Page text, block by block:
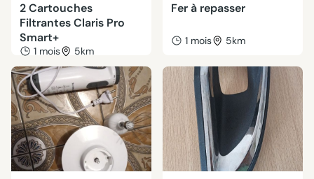
2 Cartouches
Filtrantes Claris Pro
Smart+
1 mois 5km
Fer à repasser
1 mois 5km